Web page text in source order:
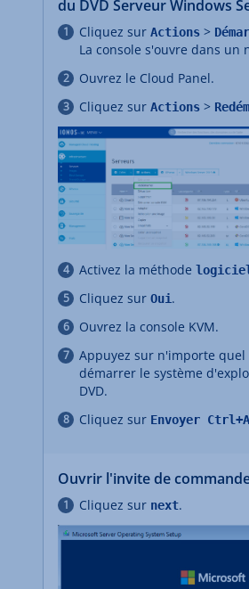
du DVD Serveur Windows
Cliquez sur Actions >
La console s'ouvre dans un
Ouvrez le Cloud Panel.
Cliquez sur Actions >
Activez la méthode
Cliquez sur Oui.
Ouvrez la console KVM.
Appuyez sur n'importe
démarrer le système
DVD.
Cliquez sur Envoyer
Ouvrir l'invite de
Cliquez sur next.